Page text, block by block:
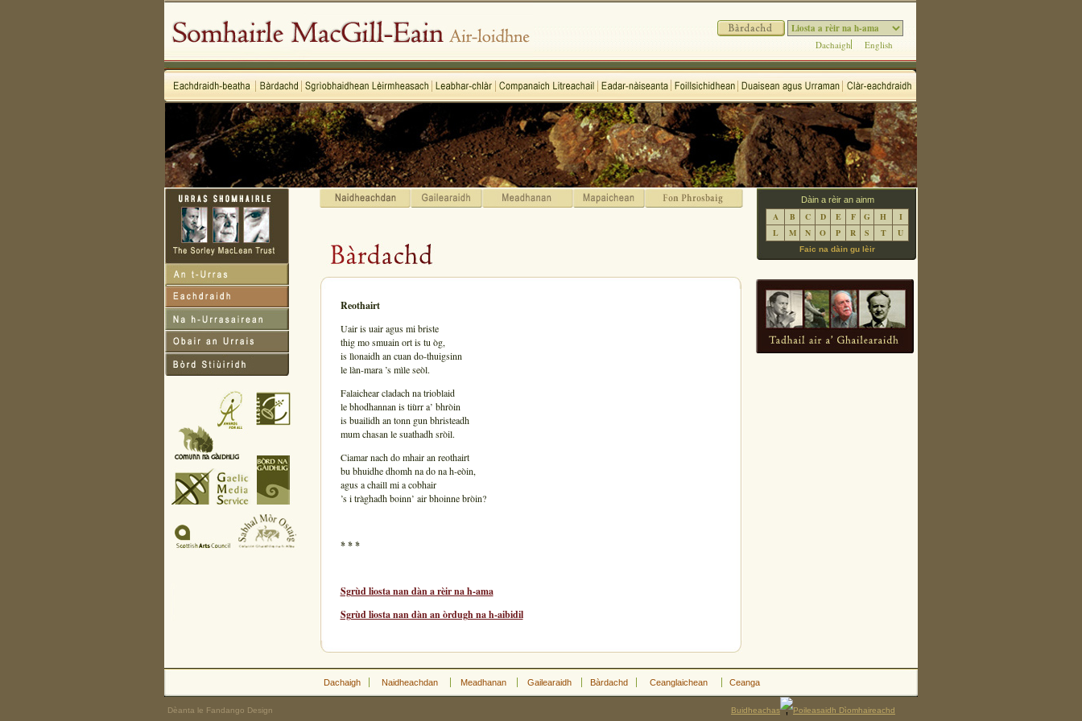
Dachaigh English
Reothairt
Uair is uair agus mi briste
thig mo smuain ort is tu òg,
is lìonaidh an cuan do-thuigsinn
le làn-mara ’s mìle seòl.
Falaichear cladach na trioblaid
le bhodhannan is tiùrr a’ bhròin
is buailidh an tonn gun bhristeadh
mum chasan le suathadh sròil.
Ciamar nach do mhair an reothairt
bu bhuidhe dhomh na do na h-eòin,
agus a chaill mi a cobhair
’s i tràghadh boinn’ air bhoinne bròin?
* * *
Sgrùd liosta nan dàn a rèir na h-ama
Sgrùd liosta nan dàn an òrdugh na h-aibidil
Dàin a rèir an ainm
A B C D E F G H
I
L
M N O P R S T U
Faic na dàin gu lèir
Dachaigh Naidheachdan Meadhanan Gailearaidh Bàrdachd Ceanglaichean Ceanga
Dèanta le Fandango Design Buidheachas Poileasaidh Dìomhaireachd